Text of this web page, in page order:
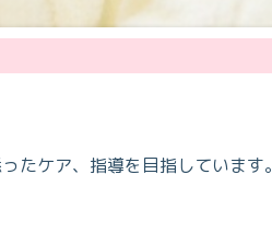
たケア、指導を目指しています。